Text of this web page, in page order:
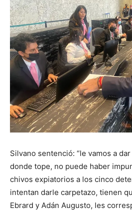
Silvano sentenció: “le vamos a
donde tope, no puede haber
chivos expiatorios a los cinco
intentan darle carpetazo, tienen
Ebrard y Adán Augusto, les